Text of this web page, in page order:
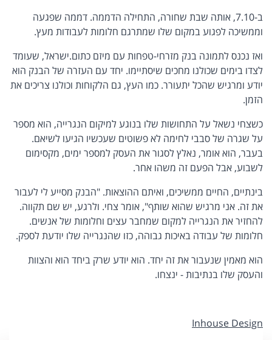
ב-7.10, אותה שבת שחורה, התחילה הדממה. דממה שפגעה
וממשיכה לפגוע במקום שלו שמתרגם חלומות לעבודות מעץ.
ואז נכנס לתמונה בנק מזרחי-טפחות עם מיזם כתום.ישראל, שעומד
לצדו בימים שכולנו מחכים שיסתיימו. יחד עם העזרה של הבנק הוא
יודע ומרגיש שהכל יתעורר. כמו העץ, גם הלקוחות וכולנו צריכים את
הזמן.
כשצחי נשאל על התחושות שלו בנוגע למיקום הנגרייה, הוא מספר
על שגרה של סבבי לחימה לא פשוטים שעכשיו הגיעו לשיאם.
בעבר, הוא אומר, נאלץ לסגור את העסק למספר ימים, מקסימום
לשבוע, אבל הפעם זה משהו אחר.
בינתיים, החיים ממשיכים, ואיתם ההוצאות. "הבנק מסייע לי לעבור
את זה. אני מרגיש שהוא שותף", אומר צחי. ולרגע, יש שם תקווה.
להחזיר את הנגרייה למקום שמחבר עצים וחלומות של אנשים.
חלומות של עבודה באיכות גבוהה, כזו שהנגרייה שלו יודעת לספק.
הוא מאמין שנעבור את זה יחד. הוא יודע שרק ביחד הוא והצוות
והעסק שלו בנתיבות - ינצחו.
Inhouse Design